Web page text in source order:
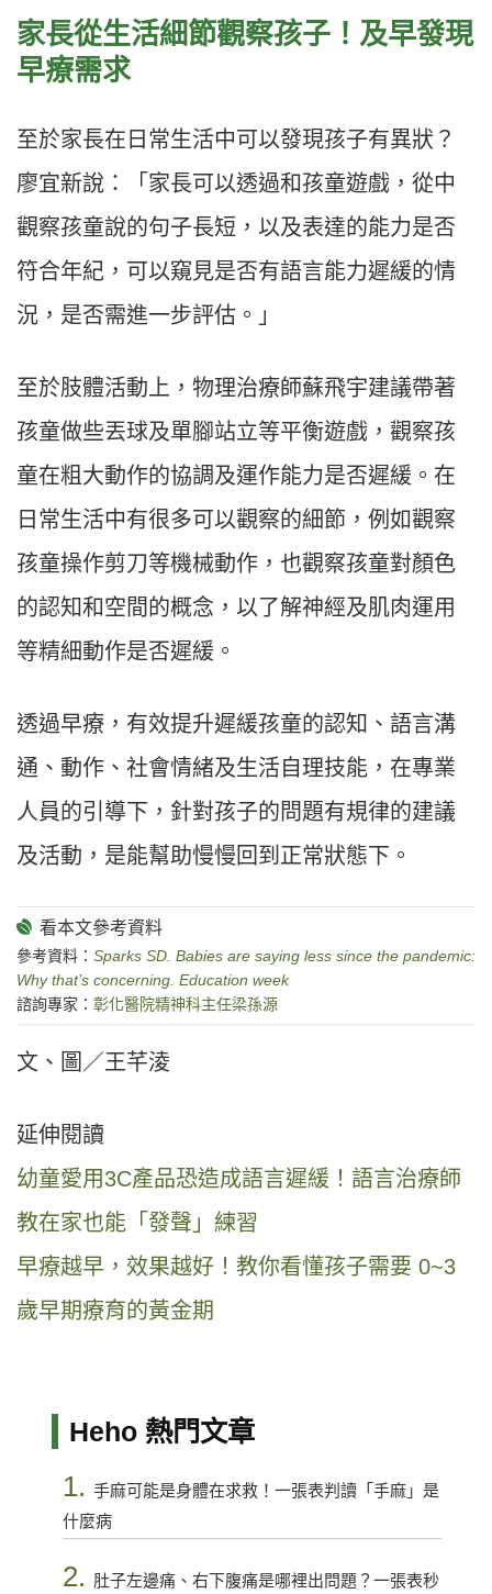
家長從生活細節觀察孩子！及早發現
早療需求
至於家長在日常生活中可以發現孩子有異狀？
廖宜新說：「家長可以透過和孩童遊戲，從中
觀察孩童說的句子長短，以及表達的能力是否
符合年紀，可以窺見是否有語言能力遲緩的情
況，是否需進一步評估。」
至於肢體活動上，物理治療師蘇飛宇建議帶著
孩童做些丟球及單腳站立等平衡遊戲，觀察孩
童在粗大動作的協調及運作能力是否遲緩。在
日常生活中有很多可以觀察的細節，例如觀察
孩童操作剪刀等機械動作，也觀察孩童對顏色
的認知和空間的概念，以了解神經及肌肉運用
等精細動作是否遲緩。
透過早療，有效提升遲緩孩童的認知、語言溝
通、動作、社會情緒及生活自理技能，在專業
人員的引導下，針對孩子的問題有規律的建議
及活動，是能幫助慢慢回到正常狀態下。
參考資料： Sparks SD. Babies are saying less since the pandemic:
Why that’s concerning. Education week
諮詢專家： 彰化醫院精神科主任梁孫源
文、圖／王芊淩
延伸閱讀
幼童愛用3C產品恐造成語言遲緩！語言治療師
教在家也能「發聲」練習
早療越早，效果越好！教你看懂孩子需要 0~3
歲早期療育的黃金期
Heho 熱門文章
1. 手麻可能是身體在求救！一張表判讀「手麻」是
什麼病
2. 肚子左邊痛、右下腹痛是哪裡出問題？一張表秒